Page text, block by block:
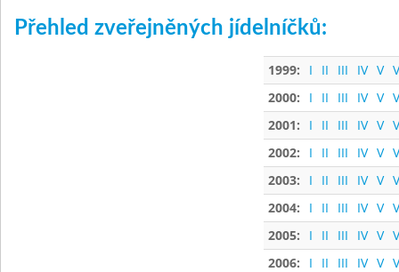
Přehled zveřejněných jídelníčků:
1999: I II III IV V
2000:
I II III IV V
2001:
I II III IV V
2002:
I II III IV V
2003:
I II III IV V
2004:
I II III IV V
2005:
I II III IV V
2006:
I II III IV V